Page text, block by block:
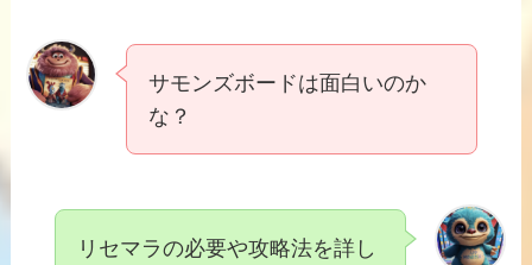
サモンズボードは面白いのか
な？
リセマラの必要や攻略法を詳し